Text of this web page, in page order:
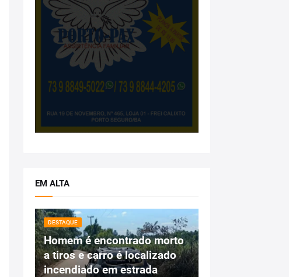
EM ALTA
DESTAQUE
Homem é encontrado morto
a tiros e carro é localizado
incendiado em estrada